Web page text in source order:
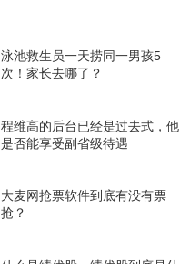
泳池救生员一天捞同一男孩5
次！家长去哪了？
程维高的后台已经是过去式，他
是否能享受副省级待遇
大麦网抢票软件到底有没有票
抢？